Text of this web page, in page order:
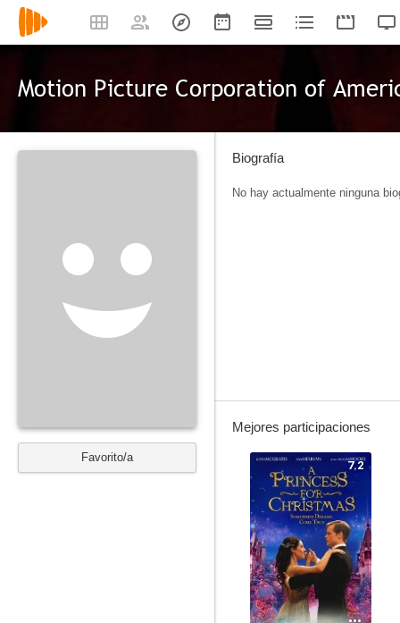
Motion Picture Corporation of
Favorito/a
Biografía
No hay actualmente ninguna
Mejores participaciones
7.2